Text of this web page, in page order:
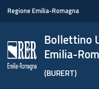
Regione Emilia-Romagna
Bollettino
Emilia-
(BURERT)